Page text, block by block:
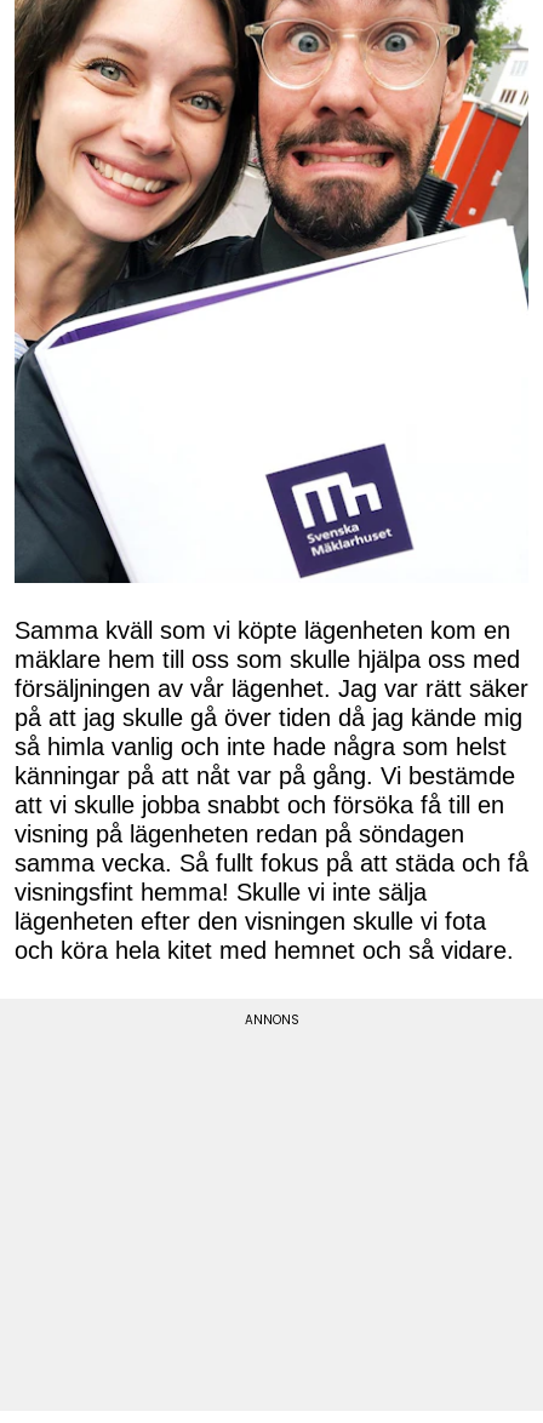
Samma kväll som vi köpte lägenheten kom en
mäklare hem till oss som skulle hjälpa oss med
försäljningen av vår lägenhet. Jag var rätt säker
på att jag skulle gå över tiden då jag kände mig
så himla vanlig och inte hade några som helst
känningar på att nåt var på gång. Vi bestämde
att vi skulle jobba snabbt och försöka få till en
visning på lägenheten redan på söndagen
samma vecka. Så fullt fokus på att städa och få
visningsfint hemma! Skulle vi inte sälja
lägenheten efter den visningen skulle vi fota
och köra hela kitet med hemnet och så vidare.